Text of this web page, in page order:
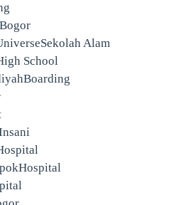
Alam
School